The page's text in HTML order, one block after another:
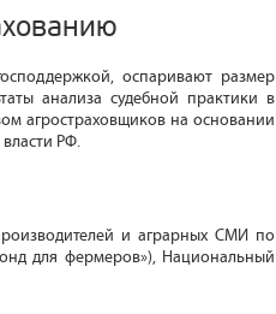
оспаривают размер
анализа судебной практики в
агростраховщиков на основании
РФ.
и аграрных СМИ по
для фермеров»), Национальный